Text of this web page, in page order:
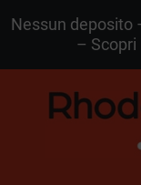
Nessun deposito
– Scopri